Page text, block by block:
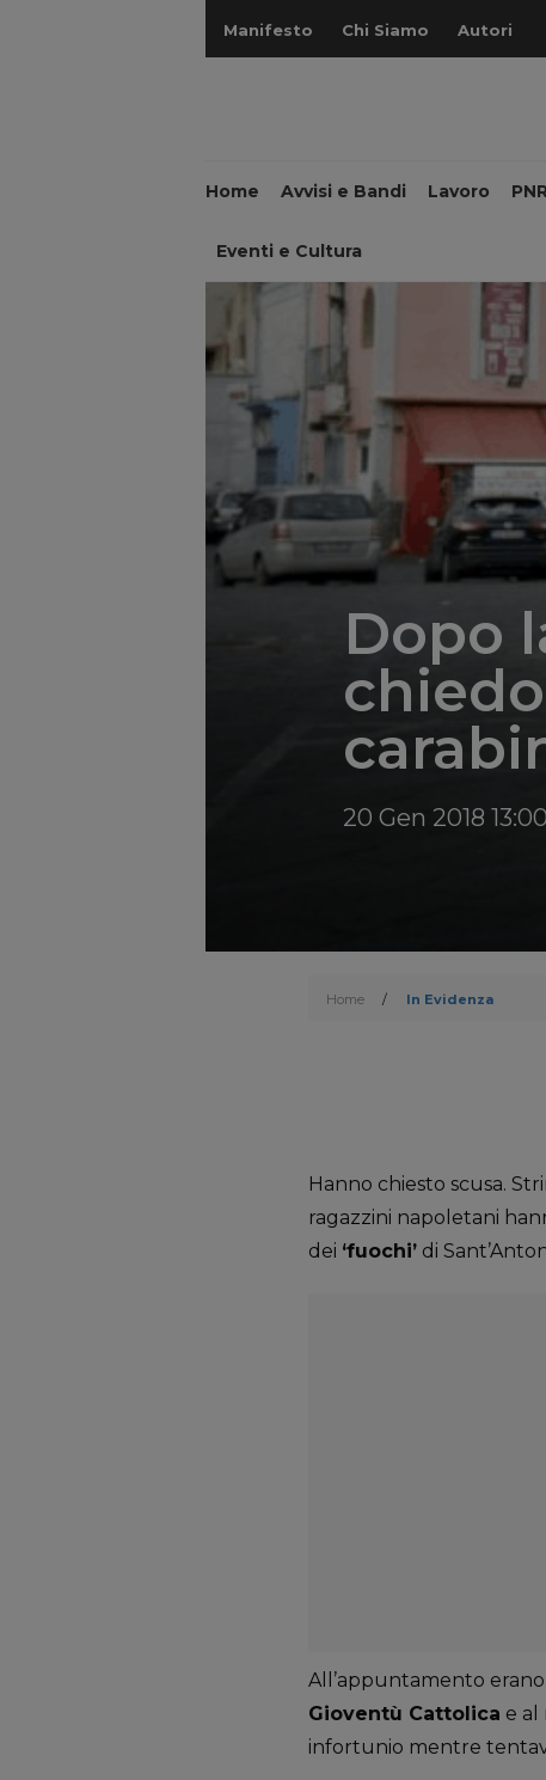
Manifesto Chi Siamo Autori
Home Avvisi e Bandi Lavoro
Eventi e Cultura
Dopo
20 Gen 2018 13:00
Home / In Evidenza
Hanno chiesto scusa.
ragazzini napoletani
dei ‘fuochi’di
All’appuntamento
Gioventù Cattolica e al
infortunio mentre